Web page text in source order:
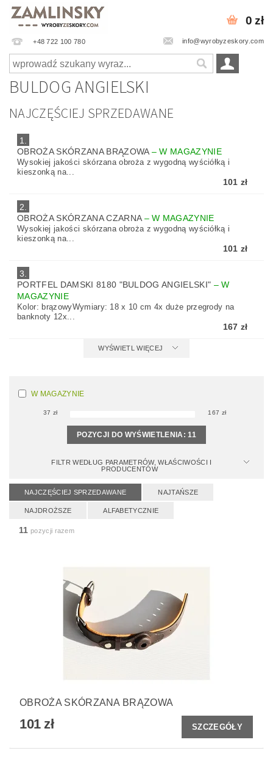
+48 722 100 780 info@wyrobyzeskory.com
0 zł
BULDOG ANGIELSKI
NAJCZĘŚCIEJ SPRZEDAWANE
1.
OBROŻA SKÓRZANA BRĄZOWA –W MAGAZYNIE
Wysokiej jakości skórzana obroża z wygodną wyściółką i
kieszonką na...
101 zł
2.
OBROŻA SKÓRZANA CZARNA –W MAGAZYNIE
Wysokiej jakości skórzana obroża z wygodną wyściółką i
kieszonką na...
101 zł
3.
PORTFEL DAMSKI 8180 "BULDOG ANGIELSKI" –W
MAGAZYNIE
Kolor: brązowyWymiary: 18 x 10 cm 4x duże przegrody na
banknoty 12x...
167 zł
WYŚWIETL WIĘCEJ
W MAGAZYNIE
37 zł 167 zł
POZYCJI DO WYŚWIETLENIA:11
FILTR WEDŁUG PARAMETRÓW, WŁAŚCIWOŚCI I
PRODUCENTÓW
NAJCZĘŚCIEJ SPRZEDAWANE NAJTAŃSZE
NAJDROŻSZE ALFABETYCZNIE
11 pozycji razem
OBROŻA SKÓRZANA BRĄZOWA
101 zł SZCZEGÓŁY